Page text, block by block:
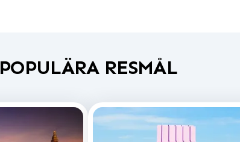
POPULÄRA RESMÅL